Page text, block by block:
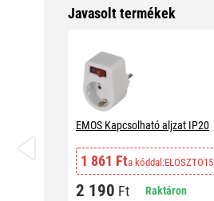
Javasolt termékek
EMOS Kapcsolható aljzat IP20
1 861 Fta kóddal:ELOSZTO15
2 190 Ft Raktáron